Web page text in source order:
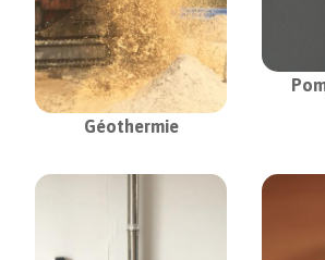
Géothermie